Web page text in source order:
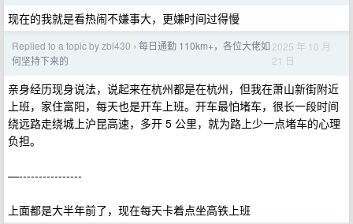
现在的我就是看热闹不嫌事大，更嫌时间过得慢
Replied to a topic by zbl430 › 每日通勤 110km+，各位大佬如
何坚持下来的
2025 年 10 月
21 日
亲身经历现身说法，说起来在杭州都是在杭州，但我在萧山新街附近
上班，家住富阳，每天也是开车上班。开车最怕堵车，很长一段时间
绕远路走绕城上沪昆高速，多开 5 公里，就为路上少一点堵车的心理
负担。
—----------------
上面都是大半年前了，现在每天卡着点坐高铁上班